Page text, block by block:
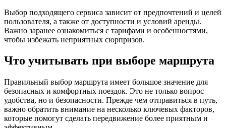
Выбор подходящего сервиса зависит от предпочтений и целей
пользователя, а также от доступности и условий аренды.
Важно заранее ознакомиться с тарифами и особенностями,
чтобы избежать неприятных сюрпризов.
Что учитывать при выборе маршрута
Правильный выбор маршрута имеет большое значение для
безопасных и комфортных поездок. Это не только вопрос
удобства, но и безопасности. Прежде чем отправиться в путь,
важно обратить внимание на несколько ключевых факторов,
которые помогут сделать передвижение более приятным и